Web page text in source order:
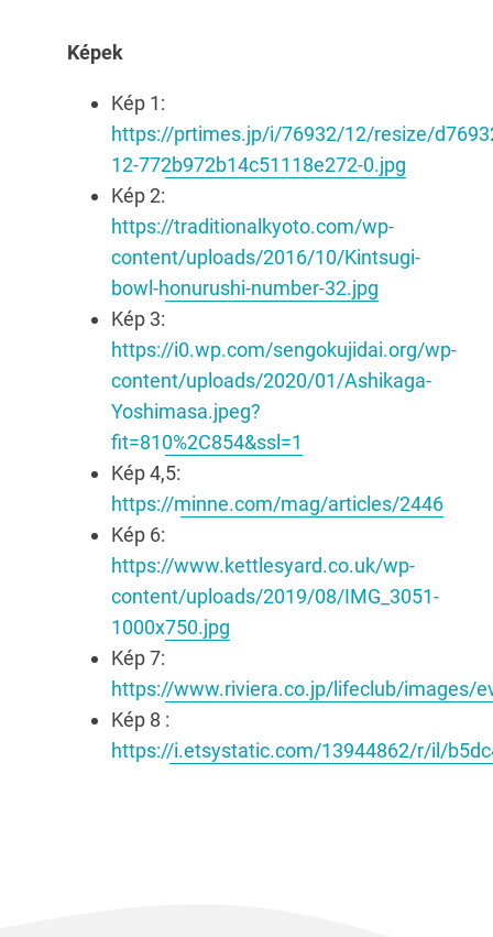
Képek
Kép 1:
https://prtimes.jp/i/76932/12/resize/
12-772b972b14c51118e272-0.jpg
Kép 2:
https://traditionalkyoto.com/wp-
content/uploads/2016/10/Kintsugi-
bowl-honurushi-number-32.jpg
Kép 3:
https://i0.wp.com/sengokujidai.org/wp-
content/uploads/2020/01/Ashikaga-
Yoshimasa.jpeg?
fit=810%2C854&ssl=1
Kép 4,5:
https://minne.com/mag/articles/2446
Kép 6:
https://www.kettlesyard.co.uk/wp-
content/uploads/2019/08/IMG_3051-
1000x750.jpg
Kép 7:
https://www.riviera.co.jp/lifeclub/images/
Kép 8 :
https://i.etsystatic.com/13944862/r/il/